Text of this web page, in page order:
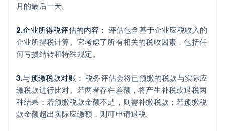
月的最后一天。
2.企业所得税评估的内容： 评估包含基于企业应税收入的
企业所得税计算。它考虑了所有相关的税收因素，包括任
何亏损结转和特殊规定。
3.与预缴税款对账： 税务评估会将已预缴的税款与实际应
缴税款进行比对。若两者存在差额，将产生补税或退税两
种结果：若预缴税款金额不足，则需补缴税款；若预缴税
款金额超出实际应缴额，则可申请退税。